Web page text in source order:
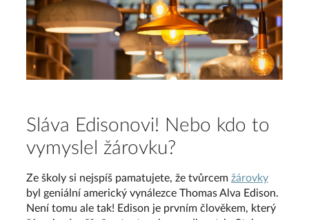
Sláva Edisonovi! Nebo kdo to
vymyslel žárovku?
Ze školy si nejspíš pamatujete, že tvůrcem žárovky
byl geniální americký vynálezce Thomas Alva Edison.
Není tomu ale tak! Edison je prvním člověkem, který